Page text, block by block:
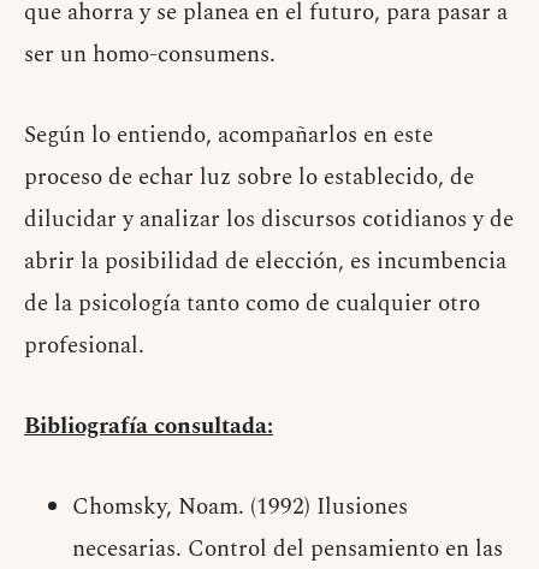
que ahorra y se planea en el futuro, para pasar a
ser un homo-consumens.
Según lo entiendo, acompañarlos en este
proceso de echar luz sobre lo establecido, de
dilucidar y analizar los discursos cotidianos y de
abrir la posibilidad de elección, es incumbencia
de la psicología tanto como de cualquier otro
profesional.
Bibliografía consultada:
Chomsky, Noam. (1992) Ilusiones
necesarias. Control del pensamiento en las